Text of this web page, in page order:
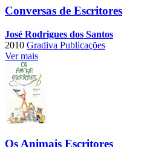
Conversas de Escritores
José Rodrigues dos Santos
2010 Gradiva Publicações
Ver mais
Os Animais Escritores